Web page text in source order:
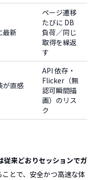
最新
ページ遷移
たびに DB
負荷／同じ
取得を繰返
す
が直感
API 依存・
Flicker（無
認可瞬間描
画）のリス
ク
従来どおりセッションでガ
ことで、安全かつ高速な体